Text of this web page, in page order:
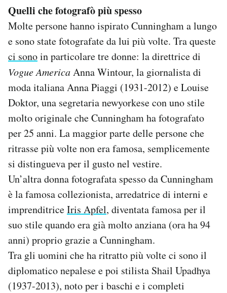
Quelli che fotografò più spesso
Molte persone hanno ispirato Cunningham a lungo
e sono state fotografate da lui più volte. Tra queste
ci sonoin particolare tre donne: la direttrice di
Vogue AmericaAnna Wintour, la giornalista di
moda italiana Anna Piaggi (1931-2012) e Louise
Doktor, una segretaria newyorkese con uno stile
molto originale che Cunningham ha fotografato
per 25 anni. La maggior parte delle persone che
ritrasse più volte non era famosa, semplicemente
si distingueva per il gusto nel vestire.
Un’altra donna fotografata spesso da Cunningham
è la famosa collezionista, arredatrice di interni e
imprenditriceIris Apfel, diventata famosa per il
suo stile quando era già molto anziana (ora ha 94
anni) proprio grazie a Cunningham.
Tra gli uomini che ha ritratto più volte ci sono il
diplomatico nepalese e poi stilista Shail Upadhya
(1937-2013), noto per i baschi e i completi